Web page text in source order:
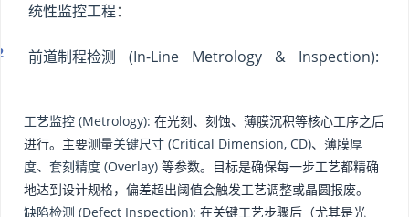
统性监控工程：
前道制程检测 (In-Line Metrology & Inspection):
工艺监控 (Metrology): 在光刻、刻蚀、薄膜沉积等核心工序之后
进行。主要测量关键尺寸 (Critical Dimension, CD)、薄膜厚
度、 套刻精度 (Overlay) 等参数。目标是确保每一步工艺都精确
地达到设计规格，偏差超出阈值会触发工艺调整或晶圆报废。
缺陷检测 (Defect Inspection): 在关键工艺步骤后（尤其是光